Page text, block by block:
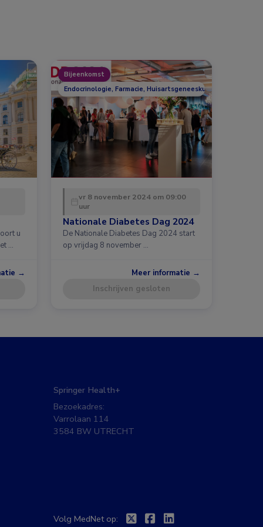
u
…
→
Bijeenkomst
Endocrinologie, Farmacie, Huisartsgeneeskunde, Overig,
vr 8 november 2024 om 09:00
uur
Nationale Diabetes Dag 2024
De Nationale Diabetes Dag 2024 start
op vrijdag 8 november …
Meer informatie →
Inschrijven gesloten
Springer Health+
Bezoekadres:
Varrolaan 114
3584 BW UTRECHT
Volg MedNet op: TwitterFacebook
Linkedin